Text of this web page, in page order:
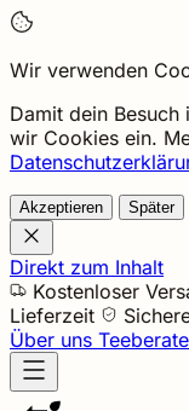
Wir verwenden
Damit dein Besuch
wir Cookies ein.
Akzeptieren Später
Direkt zum Inhalt
Kostenloser
Lieferzeit
Über uns